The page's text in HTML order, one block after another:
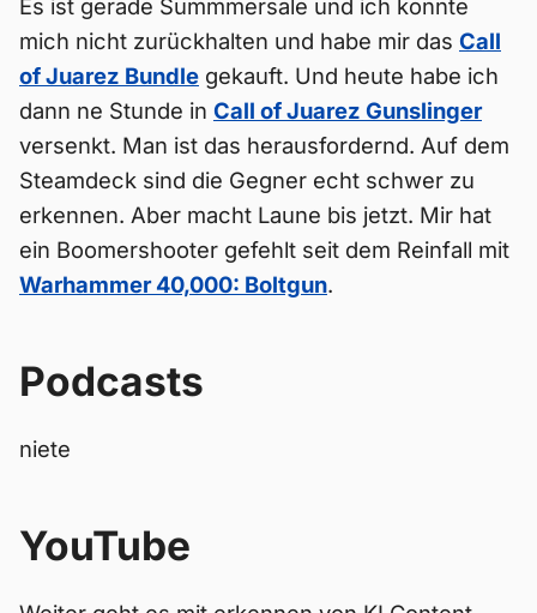
Es ist gerade Summmersale und ich konnte
mich nicht zurückhalten und habe mir das Call
of Juarez Bundle gekauft. Und heute habe ich
dann ne Stunde in Call of Juarez Gunslinger
versenkt. Man ist das herausfordernd. Auf dem
Steamdeck sind die Gegner echt schwer zu
erkennen. Aber macht Laune bis jetzt. Mir hat
ein Boomershooter gefehlt seit dem Reinfall mit
Warhammer 40,000: Boltgun.
Podcasts
niete
YouTube